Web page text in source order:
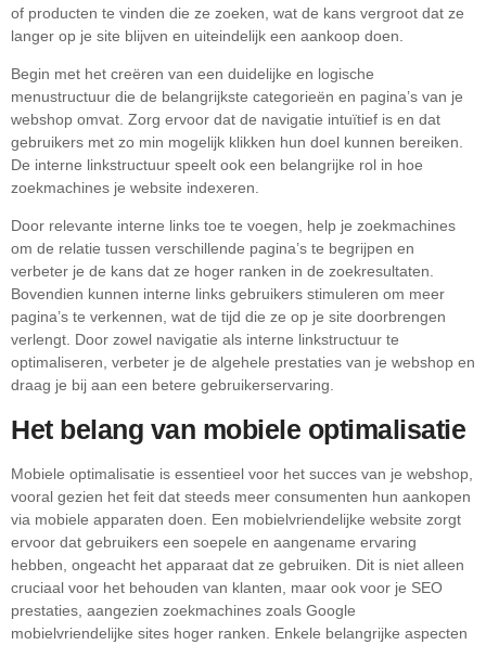
of producten te vinden die ze zoeken, wat de kans vergroot dat ze
langer op je site blijven en uiteindelijk een aankoop doen.
Begin met het creëren van een duidelijke en logische
menustructuur die de belangrijkste categorieën en pagina’s van je
webshop omvat. Zorg ervoor dat de navigatie intuïtief is en dat
gebruikers met zo min mogelijk klikken hun doel kunnen bereiken.
De interne linkstructuur speelt ook een belangrijke rol in hoe
zoekmachines je website indexeren.
Door relevante interne links toe te voegen, help je zoekmachines
om de relatie tussen verschillende pagina’s te begrijpen en
verbeter je de kans dat ze hoger ranken in de zoekresultaten.
Bovendien kunnen interne links gebruikers stimuleren om meer
pagina’s te verkennen, wat de tijd die ze op je site doorbrengen
verlengt. Door zowel navigatie als interne linkstructuur te
optimaliseren, verbeter je de algehele prestaties van je webshop en
draag je bij aan een betere gebruikerservaring.
Het belang van mobiele optimalisatie
Mobiele optimalisatie is essentieel voor het succes van je webshop,
vooral gezien het feit dat steeds meer consumenten hun aankopen
via mobiele apparaten doen. Een mobielvriendelijke website zorgt
ervoor dat gebruikers een soepele en aangename ervaring
hebben, ongeacht het apparaat dat ze gebruiken. Dit is niet alleen
cruciaal voor het behouden van klanten, maar ook voor je SEO
prestaties, aangezien zoekmachines zoals Google
mobielvriendelijke sites hoger ranken. Enkele belangrijke aspecten